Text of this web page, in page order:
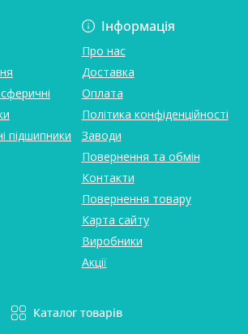
підшипники
Інформація
Про нас
Доставка
Оплата
Політика конфіденційності
Заводи
Повернення та обмін
Контакти
Повернення товару
Карта сайту
Виробники
Акції
Каталог товарів